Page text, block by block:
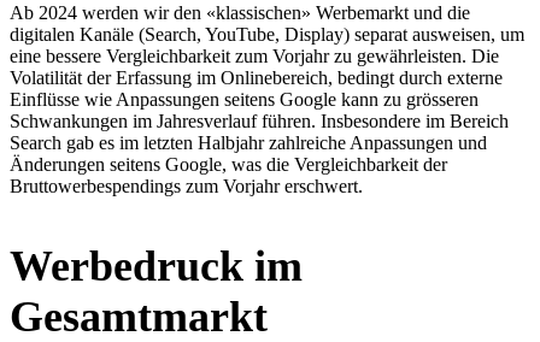
Ab 2024 werden wir den «klassischen» Werbemarkt und die
digitalen Kanäle (Search, YouTube, Display) separat ausweisen, um
eine bessere Vergleichbarkeit zum Vorjahr zu gewährleisten. Die
Volatilität der Erfassung im Onlinebereich, bedingt durch externe
Einflüsse wie Anpassungen seitens Google kann zu grösseren
Schwankungen im Jahresverlauf führen. Insbesondere im Bereich
Search gab es im letzten Halbjahr zahlreiche Anpassungen und
Änderungen seitens Google, was die Vergleichbarkeit der
Bruttowerbespendings zum Vorjahr erschwert.
Werbedruck im
Gesamtmarkt